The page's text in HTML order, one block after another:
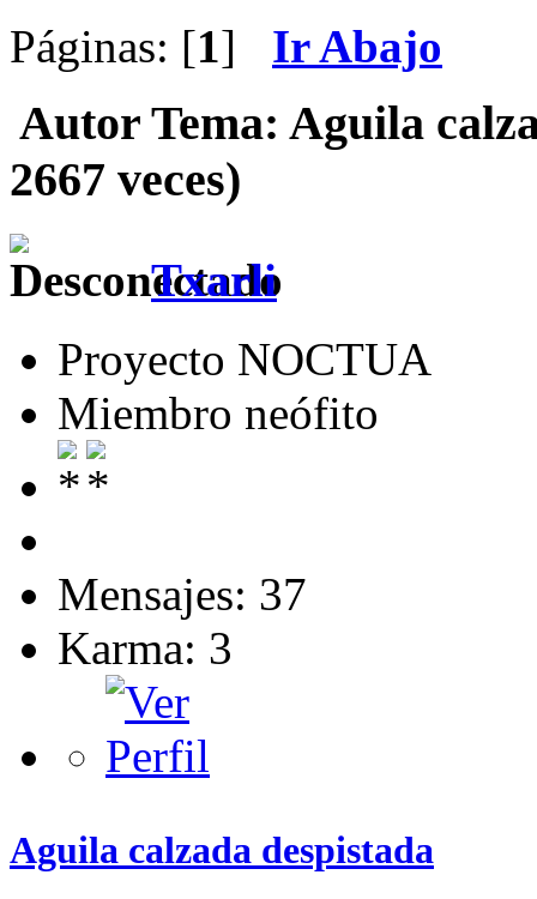
Páginas: [1] Ir Abajo
Autor Tema: Aguila
2667 veces)
Txarli
Proyecto NOCTUA
Miembro neófito
Mensajes: 37
Karma: 3
Aguila calzada despistada